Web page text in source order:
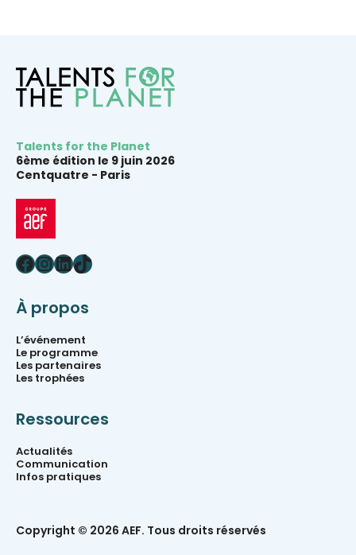
Talents for the Planet
6ème édition le 9 juin 2026
Centquatre - Paris
Facebook
Instagram
LinkedIn
TikTok
À propos
L’événement
Le programme
Les partenaires
Les trophées
Ressources
Actualités
Communication
Infos pratiques
Copyright © 2026 AEF. Tous droits réservés